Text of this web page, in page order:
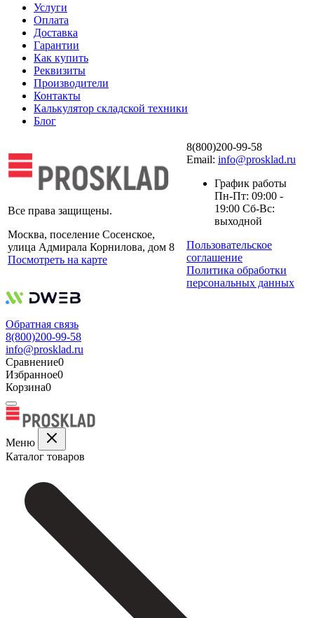
Услуги
Оплата
Доставка
Гарантии
Как купить
Реквизиты
Производители
Контакты
Калькулятор складской техники
Блог
Все права защищены.
Москва, поселение Сосенское,
улица Адмирала Корнилова, дом 8
Посмотреть на карте
8(800)200-99-58
Email: info@prosklad.ru
График работы
Пн-Пт: 09:00 -
19:00 Сб-Вс:
выходной
Пользовательское
соглашение
Политика обработки
персональных данных
Обратная связь
8(800)200-99-58
info@prosklad.ru
Сравнение0
Избранное0
Корзина0
Меню
Каталог товаров